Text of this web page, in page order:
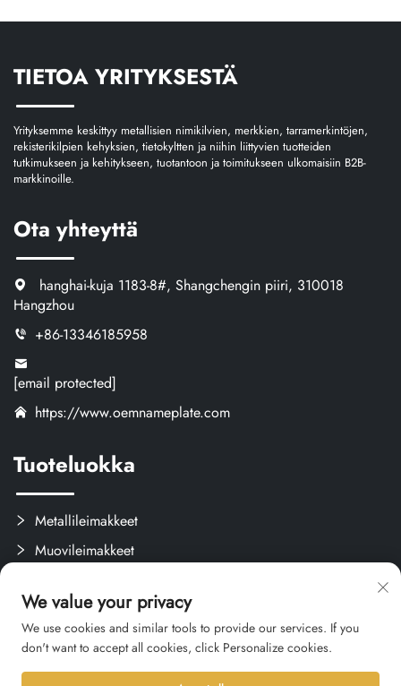
TIETOA YRITYKSESTÄ
Yrityksemme keskittyy metallisien nimikilvien, merkkien, tarramerkintöjen,
rekisterikilpien kehyksien, tietokyltten ja niihin liittyvien tuotteiden
tutkimukseen ja kehitykseen, tuotantoon ja toimitukseen ulkomaisiin B2B-
markkinoille.
Ota yhteyttä
hanghai-kuja 1183-8#, Shangchengin piiri, 310018
Hangzhou
+86-13346185958
[email protected]
https://www.oemnameplate.com
Tuoteluokka
Metallileimakkeet
Muovileimakkeet
Mukautetut Käsityöt
We value your privacy
We use cookies and similar tools to provide our services. If you
don't want to accept all cookies, click Personalize cookies.